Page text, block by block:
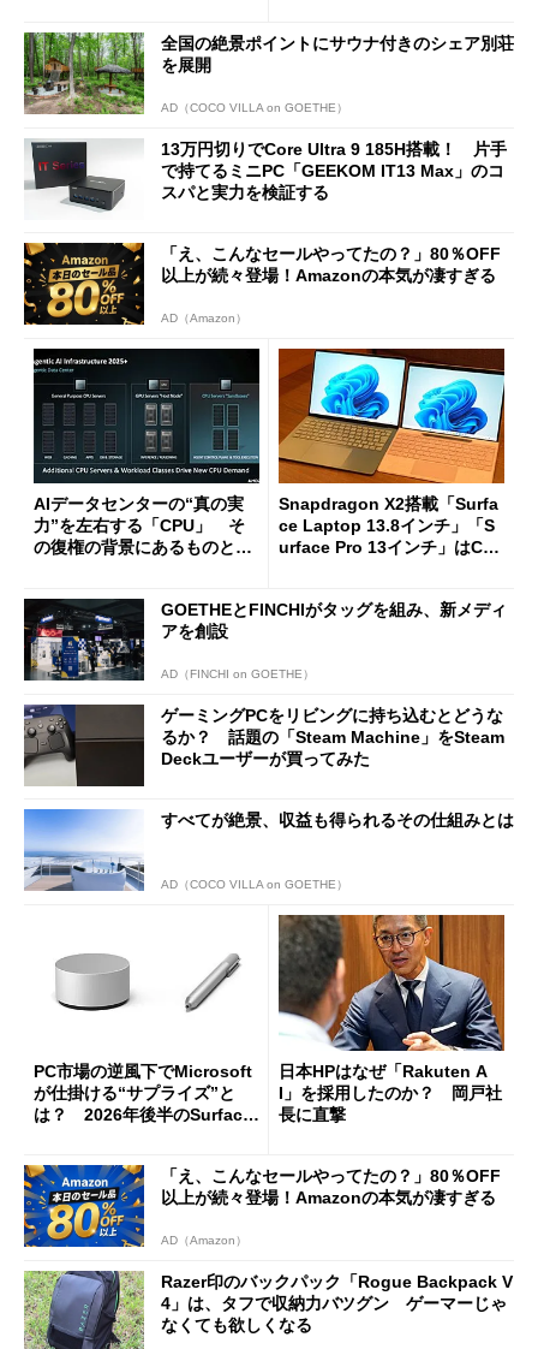
全国の絶景ポイントにサウナ付きのシェア別荘
を展開
AD（COCO VILLA on GOETHE）
13万円切りでCore Ultra 9 185H搭載！ 片手
で持てるミニPC「GEEKOM IT13 Max」のコ
スパと実力を検証する
「え、こんなセールやってたの？」80％OFF
以上が続々登場！Amazonの本気が凄すぎる
AD（Amazon）
AIデータセンターの“真の実
力”を左右する「CPU」 そ
の復権の背景にあるものと
Snapdragon X2搭載「Surfa
ce Laptop 13.8インチ」「S
urface Pro 13インチ」はCop
た
GOETHEとFINCHIがタッグを組み、新メディ
アを創設
AD（FINCHI on GOETHE）
ゲーミングPCをリビングに持ち込むとどうな
るか？ 話題の「Steam Machine」をSteam
Deckユーザーが買ってみた
すべてが絶景、収益も得られるその仕組みとは
AD（COCO VILLA on GOETHE）
PC市場の逆風下でMicrosoft
が仕掛ける“サプライズ”と
は？ 2026年後半のSurface
日本HPはなぜ「Rakuten A
I」を採用したのか？ 岡戸社
長に直撃
「え、こんなセールやってたの？」80％OFF
以上が続々登場！Amazonの本気が凄すぎる
AD（Amazon）
Razer印のバックパック「Rogue Backpack V
4」は、タフで収納力バツグン ゲーマーじゃ
なくても欲しくなる